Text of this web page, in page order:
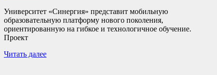
Университет «Синергия» представит мобильную
образовательную платформу нового поколения,
ориентированную на гибкое и технологичное обучение.
Проект
Читать далее